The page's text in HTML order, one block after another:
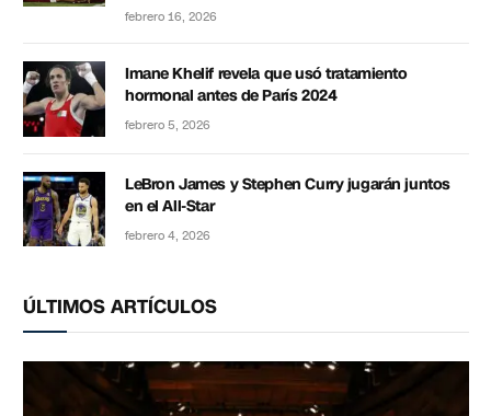
febrero 16, 2026
Imane Khelif revela que usó tratamiento
hormonal antes de París 2024
febrero 5, 2026
LeBron James y Stephen Curry jugarán juntos
en el All-Star
febrero 4, 2026
ÚLTIMOS ARTÍCULOS